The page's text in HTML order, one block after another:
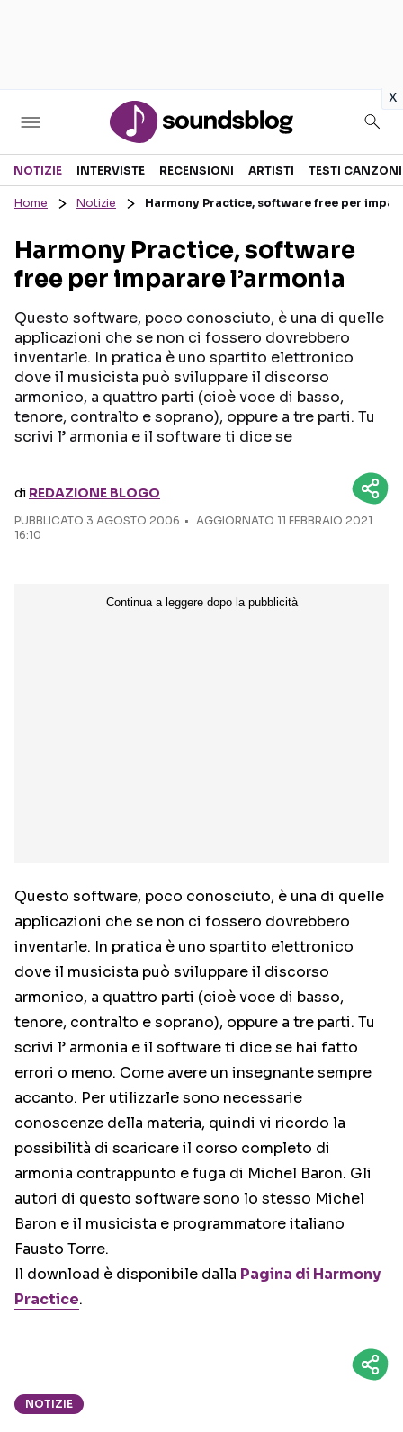
x
Sezioni
RECENSIONI MUSICALI
INTERVISTE
GOSSIP E CURIOSITÀ
TESTI CANZONI
TOUR ED EVENTI
TALENT SHOW
Seguici sui social
NOTIZIE INTERVISTE RECENSIONI ARTISTI TESTI CANZONI
Home Notizie Harmony Practice, software free per
Harmony Practice, software
free per imparare l’armonia
Questo software, poco conosciuto, è una di quelle
applicazioni che se non ci fossero dovrebbero
inventarle. In pratica è uno spartito elettronico
dove il musicista può sviluppare il discorso
armonico, a quattro parti (cioè voce di basso,
tenore, contralto e soprano), oppure a tre parti. Tu
scrivi l’ armonia e il software ti dice se
di REDAZIONE BLOGO
PUBBLICATO 3 AGOSTO 2006
AGGIORNATO 11 FEBBRAIO 2021
16:10
Questo software, poco conosciuto, è una di quelle
applicazioni che se non ci fossero dovrebbero
inventarle. In pratica è uno spartito elettronico
dove il musicista può sviluppare il discorso
armonico, a quattro parti (cioè voce di basso,
tenore, contralto e soprano), oppure a tre parti. Tu
scrivi l’ armonia e il software ti dice se hai fatto
errori o meno. Come avere un insegnante sempre
accanto. Per utilizzarle sono necessarie
conoscenze della materia, quindi vi ricordo la
possibilità di scaricare il corso completo di
armonia contrappunto e fuga di Michel Baron. Gli
autori di questo software sono lo stesso Michel
Baron e il musicista e programmatore italiano
Fausto Torre.
Il download è disponibile dalla Pagina di Harmony
Practice.
NOTIZIE